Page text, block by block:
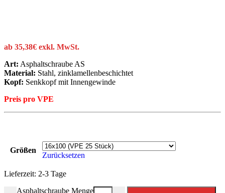
ab 35,38€ exkl. MwSt.
Art: Asphaltschraube AS
Material: Stahl, zinklamellenbeschichtet
Kopf: Senkkopf mit Innengewinde
Preis pro VPE
Größen
Zurücksetzen
Lieferzeit: 2-3 Tage
Asphaltschraube Menge